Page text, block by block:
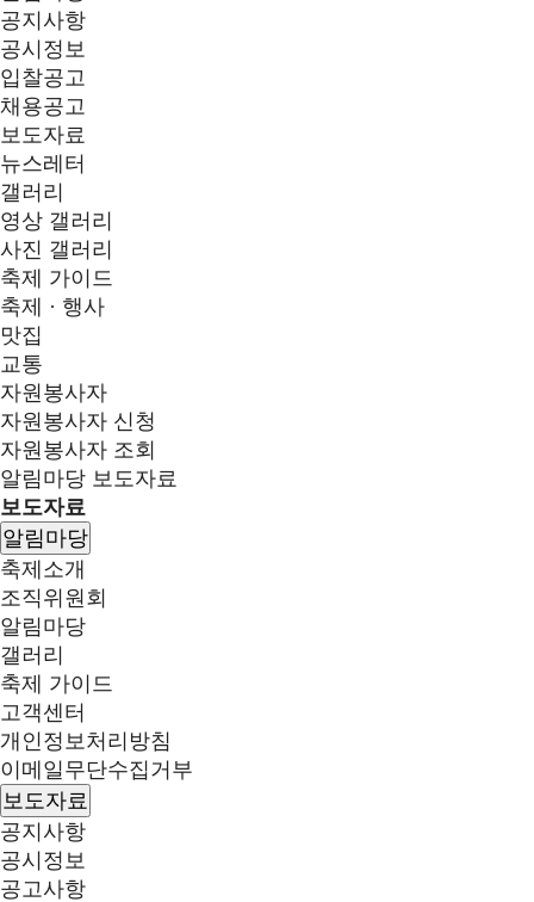
공지사항
공시정보
입찰공고
채용공고
보도자료
뉴스레터
갤러리
영상 갤러리
사진 갤러리
축제 가이드
축제 · 행사
맛집
교통
자원봉사자
자원봉사자 신청
자원봉사자 조회
알림마당 보도자료
보도자료
알림마당
축제소개
조직위원회
알림마당
갤러리
축제 가이드
고객센터
개인정보처리방침
이메일무단수집거부
보도자료
공지사항
공시정보
공고사항